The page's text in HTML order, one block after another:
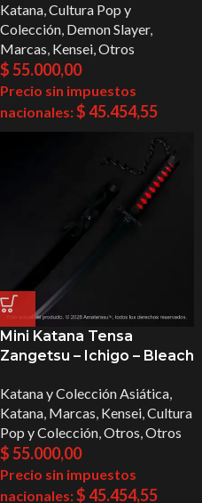
Katana,Cultura Pop y
Colección, Demon Slayer,
Marcas, Kensei,Otros
$55.000,00
Precio sin impuestos
nacionales:$45.454,55
Mini Katana Tensa
Zangetsu – Ichigo – Bleach
Katana y Colección Asiática,
Katana, Marcas, Kensei,Cultura
Pop y Colección,Otros,Otros
$55.000,00
Precio sin impuestos
nacionales:$45.454,55